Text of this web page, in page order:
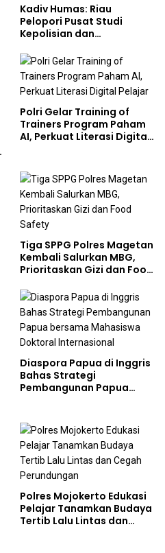
Kadiv Humas: Riau
Pelopori Pusat Studi
Kepolisian dan
Policing Masuki Babak
Baru
Polri Gelar Training of
Trainers Program Paham
AI, Perkuat Literasi Digital
Tiga SPPG Polres Magetan
Kembali Salurkan MBG,
Prioritaskan Gizi dan Food
Diaspora Papua di Inggris
Bahas Strategi
Pembangunan Papua
Polres Mojokerto Edukasi
Pelajar Tanamkan Budaya
Tertib Lalu Lintas dan